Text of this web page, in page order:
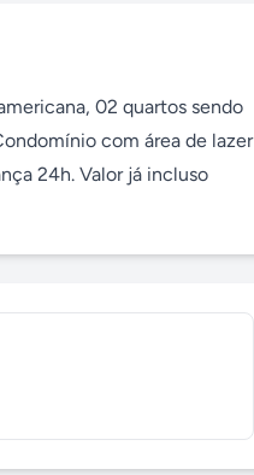
02 quartos sendo
com área de lazer
24h. Valor já incluso